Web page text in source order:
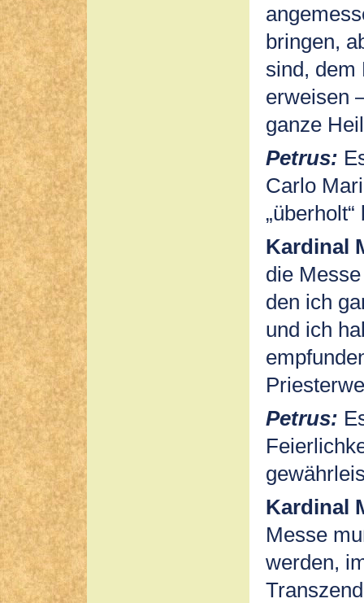
bringen,
sind, dem
erweisen
ganze
Petrus:
Carlo
Kardinal
die
den ich
und ich
Petrus:
Kardinal
Messe
werden,